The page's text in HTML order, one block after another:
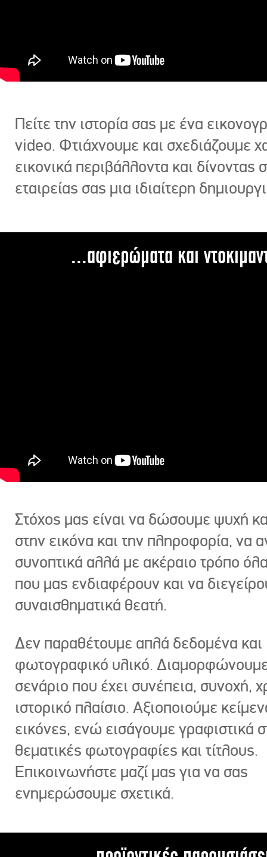
Πείτε την ιστορία σας με ένα
video. Φτιάχνουμε και σχεδιάζουμε
εικονικά περιβάλλοντα και δίνοντας
εταιρείας σας μια ιδιαίτερη
...αφιερώματα και
Στόχος μας είναι να δώσουμε ψυχή
στην εικόνα και την πληροφορία, να
συνοπτικά αλλά με ακέραιο τρόπο
που μας ενδιαφέρουν και να
συναισθηματικά θεατή.
Δεν παραθέτουμε απλά δεδομένα και
φωτογραφικό υλικό.
σενάριο που έχει συνέπεια, συνοχή,
ιστορικό πλαίσιο. Αξιοποιούμε
εικόνες, ενώ εισάγουμε γραφιστικά
θεματικές φωτογραφίες και τίτλους.
Επικοινωνήστε μαζί μας για να σας
ενημερώσουμε σχετικά.